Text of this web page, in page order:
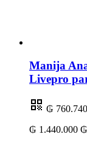
Manija
Livepro
₲ 760.740
₲ 1.440.000